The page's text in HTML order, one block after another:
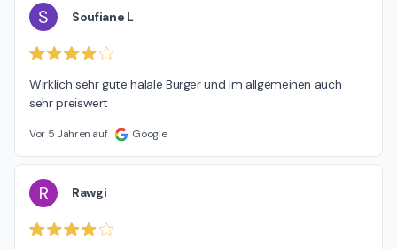
S Soufiane L
Wirklich sehr gute halale Burger und im allgemeinen auch
sehr preiswert
Vor 5 Jahren auf Google
R Rawgi